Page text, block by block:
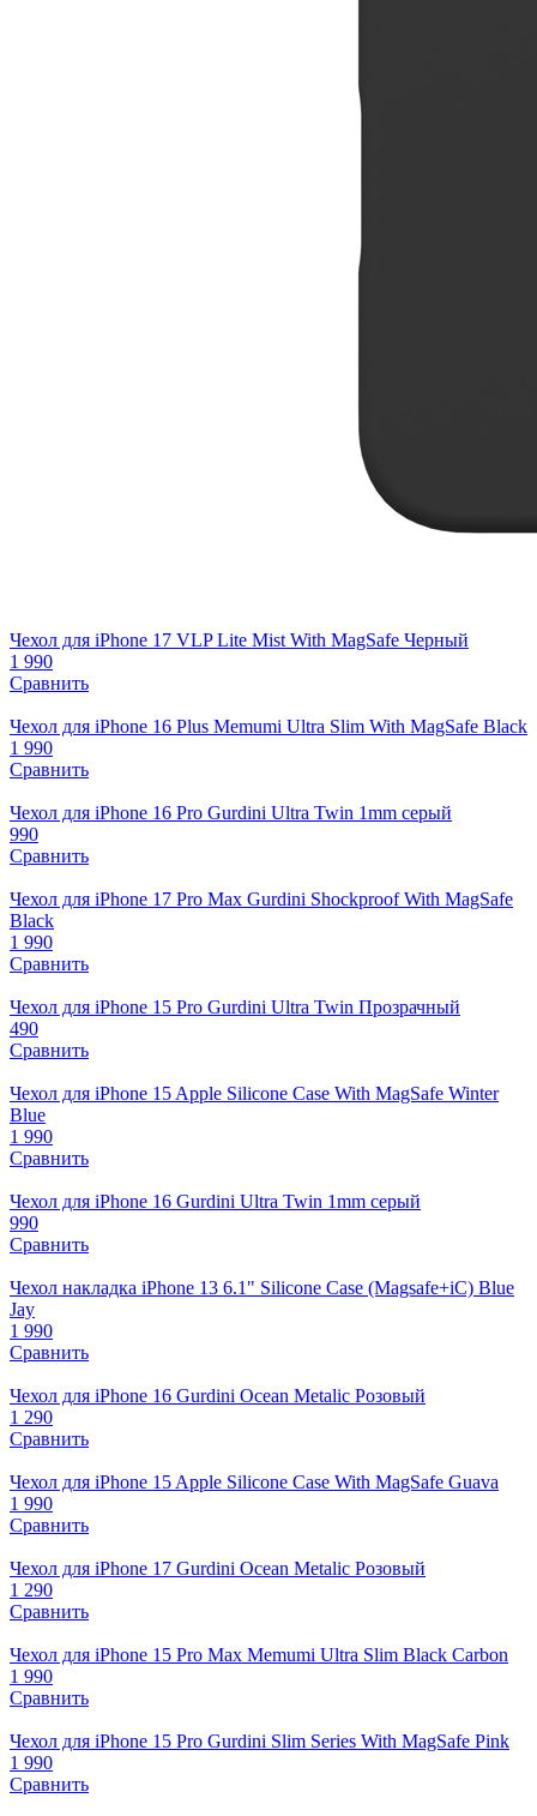
Чехол для iPhone 17 VLP Lite Mist With MagSafe Черный
1 990
Сравнить
Чехол для iPhone 16 Plus Memumi Ultra Slim With MagSafe Black
1 990
Сравнить
Чехол для iPhone 16 Pro Gurdini Ultra Twin 1mm серый
990
Сравнить
Чехол для iPhone 17 Pro Max Gurdini Shockproof With MagSafe
Black
1 990
Сравнить
Чехол для iPhone 15 Pro Gurdini Ultra Twin Прозрачный
490
Сравнить
Чехол для iPhone 15 Apple Silicone Case With MagSafe Winter
Blue
1 990
Сравнить
Чехол для iPhone 16 Gurdini Ultra Twin 1mm серый
990
Сравнить
Чехол накладка iPhone 13 6.1" Silicone Case (Magsafe+iC) Blue
Jay
1 990
Сравнить
Чехол для iPhone 16 Gurdini Ocean Metalic Розовый
1 290
Сравнить
Чехол для iPhone 15 Apple Silicone Case With MagSafe Guava
1 990
Сравнить
Чехол для iPhone 17 Gurdini Ocean Metalic Розовый
1 290
Сравнить
Чехол для iPhone 15 Pro Max Memumi Ultra Slim Black Carbon
1 990
Сравнить
Чехол для iPhone 15 Pro Gurdini Slim Series With MagSafe Pink
1 990
Сравнить